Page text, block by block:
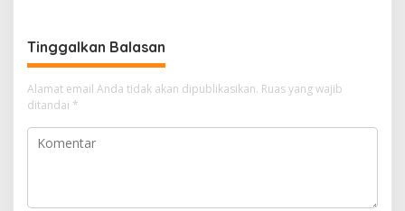
Tinggalkan Balasan
Alamat email Anda tidak akan dipublikasikan. Ruas yang wajib
ditandai *